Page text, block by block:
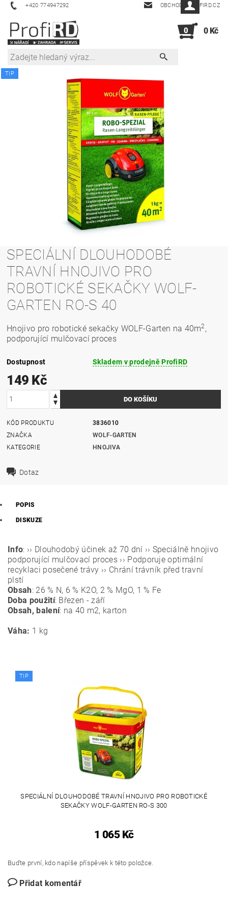
+420 774947292 OBCHOD@PROFIRD.CZ
0 0 Kč
TIP
SPECIÁLNÍ DLOUHODOBÉ
TRAVNÍ HNOJIVO PRO
ROBOTICKÉ SEKAČKY WOLF-
GARTEN RO-S 40
Hnojivo pro robotické sekačky WOLF-Garten na 40m2 ,
podporující mulčovací proces
Dostupnost Skladem v prodejně ProfiRD
149 Kč
KÓD PRODUKTU
3836010
ZNAČKA
WOLF-GARTEN
KATEGORIE
HNOJIVA
Dotaz
POPIS
DISKUZE
Info: ›› Dlouhodobý účinek až 70 dní ›› Speciálně hnojivo
podporující mulčovací proces ›› Podporuje optimální
recyklaci posečené trávy ›› Chrání trávník před travní
plstí
Obsah: 26 % N, 6 % K2O, 2 % MgO, 1 % Fe
Doba použití: Březen - září
Obsah, balení: na 40 m2, karton
Váha: 1 kg
TIP
SPECIÁLNÍ DLOUHODOBÉ TRAVNÍ HNOJIVO PRO ROBOTICKÉ
SEKAČKY WOLF-GARTEN RO-S 300
1 065 Kč
Buďte první, kdo napíše příspěvek k této položce.
Přidat komentář